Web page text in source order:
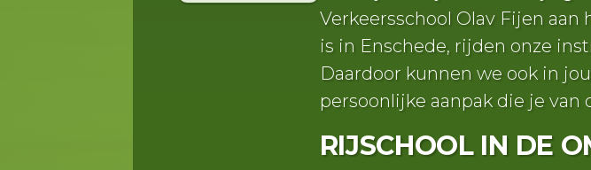
Verkeersschool Olav Fijen
is in Enschede, rijden onze
Daardoor kunnen we ook in
persoonlijke aanpak die je van
RIJSCHOOL IN DE